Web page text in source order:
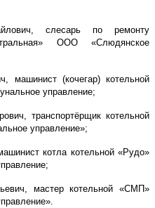
слесарь по ремонту
ООО «Слюдянское
машинист (кочегар) котельной
управление;
транспортёрщик котельной
управление»;
котла котельной «Рудо»
мастер котельной «СМП»